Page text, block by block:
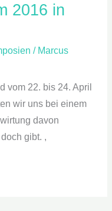
2016 in
/ Marcus
vom 22. bis 24. April
wir uns bei einem
davon
gibt. ,